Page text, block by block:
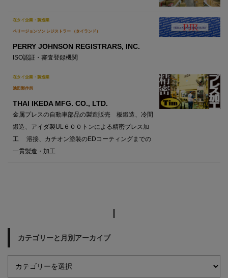
在タイ企業・製造業
ペリージョンソン レジストラー （タイランド）
PERRY JOHNSON REGISTRARS, INC.
ISO認証・審査登録機関
在タイ企業・製造業
池田製作所
THAI IKEDA MFG. CO., LTD.
金属プレスの自動車部品の製造販売 板鍛造、冷間
鍛造、アイダ製UL６００トンによる精密プレス加
工 溶接、カチオン塗装のEDコーティングまでの
一貫製造・加工
カテゴリーと月別アーカイブ